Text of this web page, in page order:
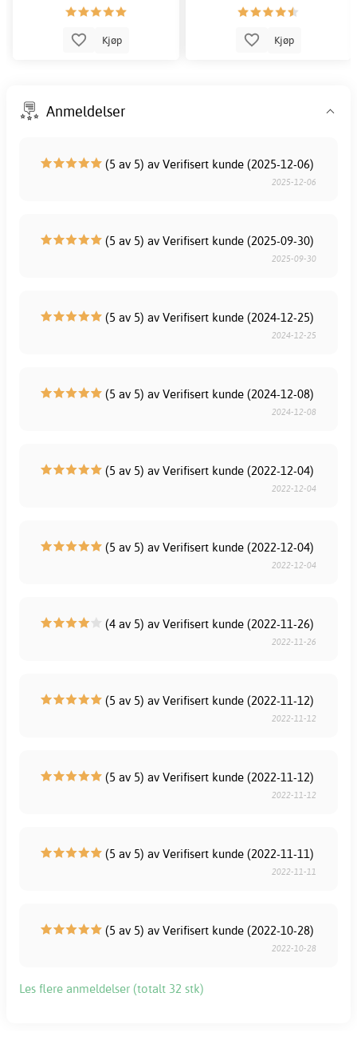
Kjøp Kjøp
Anmeldelser
(5 av 5) av Verifisert kunde (2025-12-06)
2025-12-06
(5 av 5) av Verifisert kunde (2025-09-30)
2025-09-30
(5 av 5) av Verifisert kunde (2024-12-25)
2024-12-25
(5 av 5) av Verifisert kunde (2024-12-08)
2024-12-08
(5 av 5) av Verifisert kunde (2022-12-04)
2022-12-04
(5 av 5) av Verifisert kunde (2022-12-04)
2022-12-04
(4 av 5) av Verifisert kunde (2022-11-26)
2022-11-26
(5 av 5) av Verifisert kunde (2022-11-12)
2022-11-12
(5 av 5) av Verifisert kunde (2022-11-12)
2022-11-12
(5 av 5) av Verifisert kunde (2022-11-11)
2022-11-11
(5 av 5) av Verifisert kunde (2022-10-28)
2022-10-28
Les flere anmeldelser (totalt 32 stk)